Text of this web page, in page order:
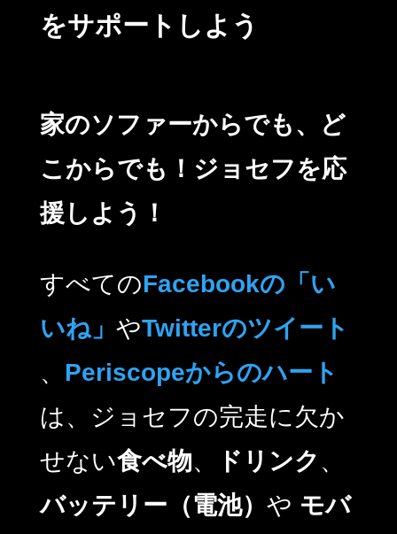
をサポートしよう
家のソファーからでも、ど
こからでも！ジョセフを応
援しよう！
すべてのFacebookの「い
いね」 やTwitterのツイート
、 Periscopeからのハート
は、ジョセフの完走に欠か
せない食べ物、 ドリンク 、
バッテリー（電池） や モバ